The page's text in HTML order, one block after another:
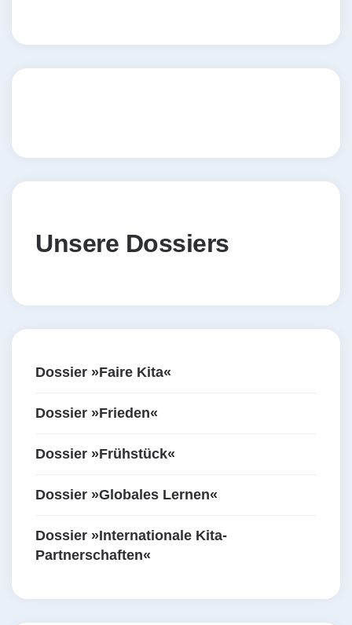
Unsere Dossiers
Dossier »Faire Kita«
Dossier »Frieden«
Dossier »Frühstück«
Dossier »Globales Lernen«
Dossier »Internationale Kita-
Partnerschaften«